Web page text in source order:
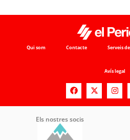
Qui som Contacte Serveis
Avís legal
Els nostres socis